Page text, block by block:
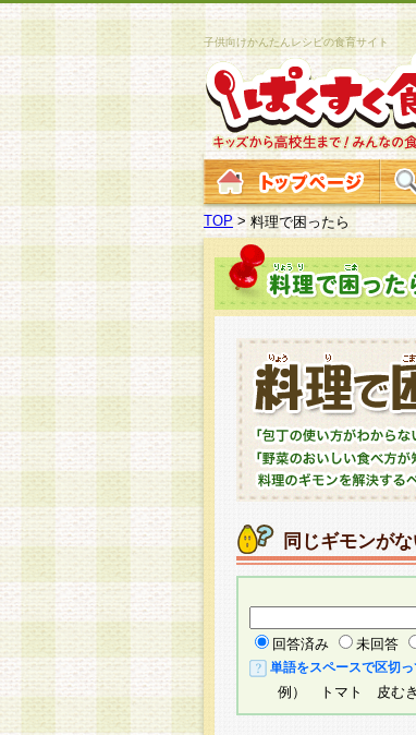
子供向けかんたんレシピの食育サイト
TOP > 料理で困ったら
同じギモンが
回答済み 未回答
単語をスペースで区切
例） トマト 皮む